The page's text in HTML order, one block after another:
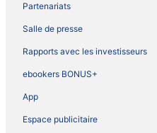
Partenariats
Salle de presse
Rapports avec les investisseurs
ebookers BONUS+
App
Espace publicitaire